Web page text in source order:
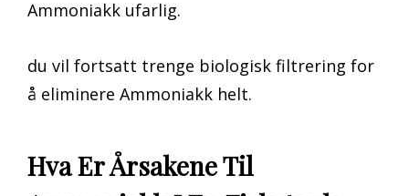
Ammoniakk ufarlig.
du vil fortsatt trenge biologisk filtrering for
å eliminere Ammoniakk helt.
Hva Er Årsakene Til